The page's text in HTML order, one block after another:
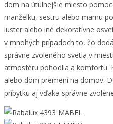
dom na útulnejšie miesto
manželku, sestru alebo mamu
luster alebo iné dekoratívne
v mnohých prípadoch to, čo
správne zvoleného svetla v
atmosféru pohodlia a komfortu.
alebo dom premení na domov.
príbytku aj vďaka správne